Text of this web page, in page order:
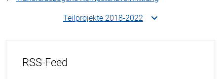
Teilprojekte 2018-2022
RSS-Feed